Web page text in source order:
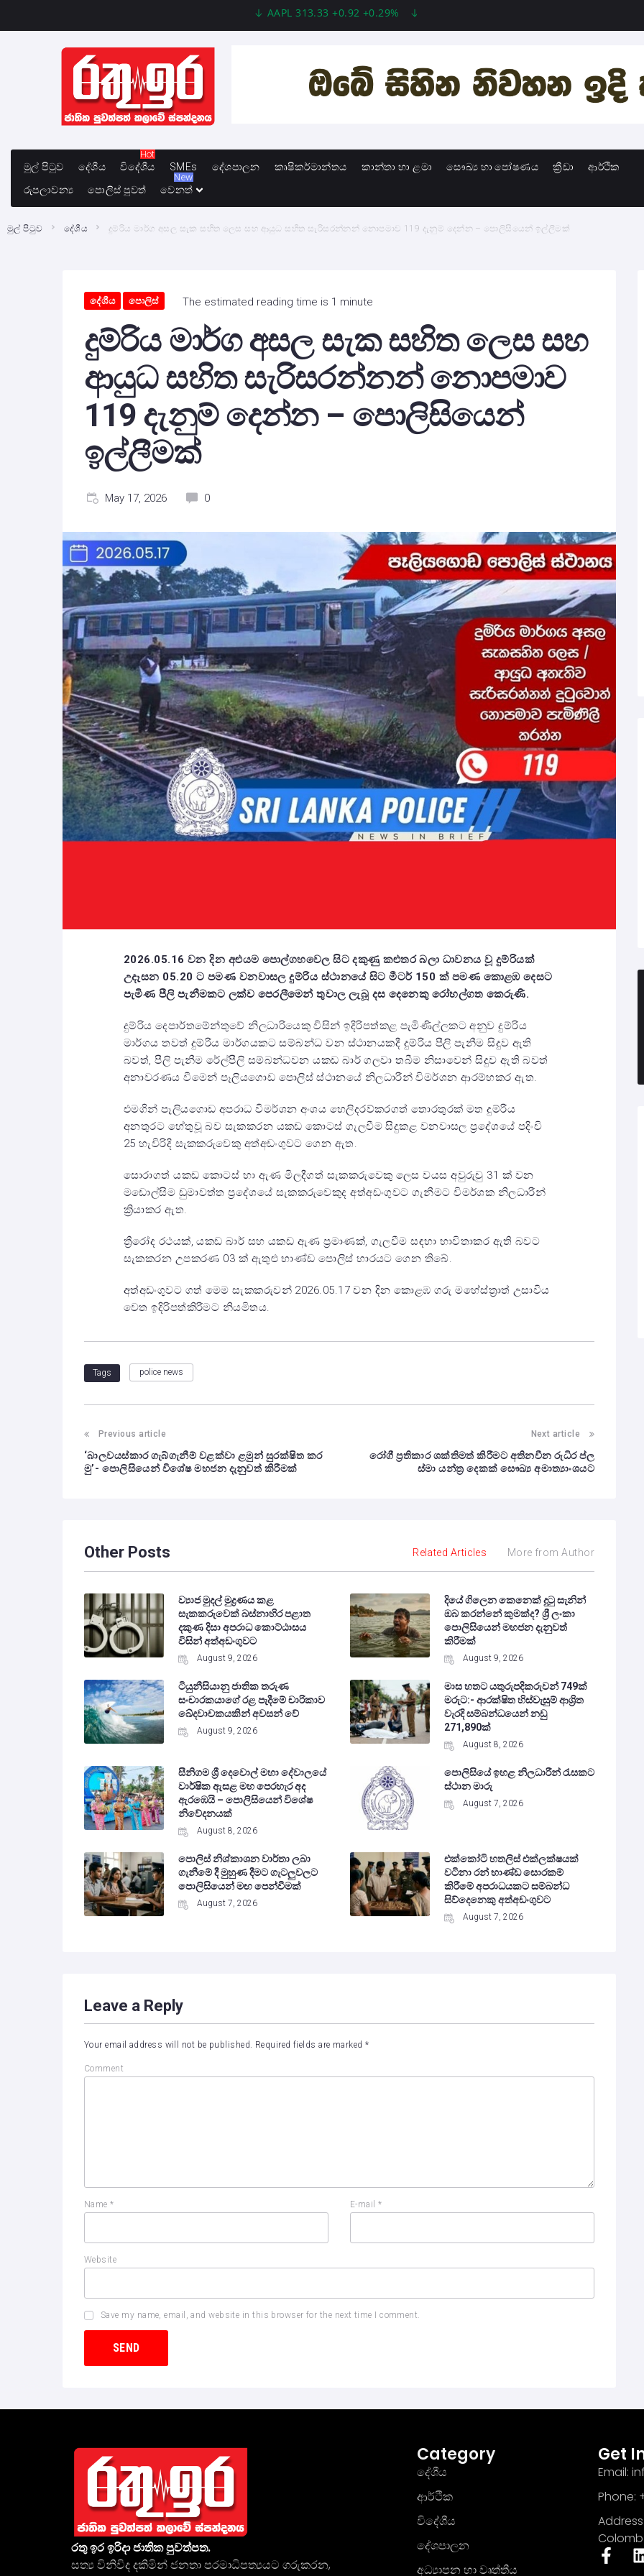
AAPL 313.33 +0.92 +0.29% MSFT 499.99 +0.13 +0.03%
මුල් පිටුව දේශීය විදේශීය
Hot
SMEs
දේශපාලන කෘෂිකර්මාන්තය කාන්තා හා ළමා සෞඛ්‍ය හා පෝෂණය ක්‍රීඩා
ආර්ථික
රුපලාවන්‍ය
පොලිස් පුවත් වෙනත්
New
මුල් පිටුව දේශීය දුම්රිය මාර්ග අසල සැක සහිත ලෙස සහ ආයුධ සහිත සැරිසරන්නන් නොපමාව 119 දැනුම් දෙන්න – පොලිසියෙන් ඉල්ලීමක්
දේශීය පොලිස් The estimated reading time is 1 minute
දුම්රිය මාර්ග අසල සැක සහිත ලෙස සහ
ආයුධ සහිත සැරිසරන්නන් නොපමාව
119 දැනුම් දෙන්න – පොලිසියෙන්
ඉල්ලීමක්
May 17, 2026 0
2026.05.16 වන දින අළුයම පොල්ගහවෙල සිට දකුණු කළුතර බලා ධාවනය වූ දුම්රියක්
උදෑසන 05.20 ට පමණ වනවාසල දුම්රිය ස්ථානයේ සිට මීටර් 150 ක් පමණ කොළඹ දෙසට
පැමිණ පීලි පැනීමකට ලක්ව පෙරලීමෙන් තුවාල ලැබූ දස දෙනෙකු රෝහල්ගත කෙරුණි.
දුම්රිය දෙපාර්තමේන්තුවේ නිලධාරියෙකු විසින් ඉදිරිපත්කළ පැමිණිල්ලකට අනුව දුම්රිය
මාර්ගය තවත් දුම්රිය මාර්ගයකට සම්බන්ධ වන ස්ථානයකදී දුම්රිය පීලි පැනීම සිදුව ඇති
බවත්, පීලි පැනීම රේල්පීලි සම්බන්ධවන යකඩ බාර් ගලවා තබීම නිසාවෙන් සිදුව ඇති බවත්
අනාවරණය වීමෙන් පෑලියගොඩ පොලිස් ස්ථානයේ නිලධාරීන් විමර්ශන ආරම්භකර ඇත.
එමගින් පෑලියගොඩ අපරාධ විමර්ශන අංශය හෙලිදරව්කරගත් තොරතුරක් මත දුම්රිය
අනතුරට හේතුවූ බව සැකකරන යකඩ කොටස් ගැලවීම සිදුකළ වනවාසල ප්‍රදේශයේ පදිංචි
25 හැවිරිදි සැකකරුවෙකු අත්අඩංගුවට ගෙන ඇත.
සොරාගත් යකඩ කොටස් හා ඇණ මිලදීගත් සැකකරුවෙකු ලෙස වයස අවුරුචු 31 ක් වන
මඩොල්සිම ඩුමාවත්ත ප්‍රදේශයේ සැකකරුවෙකුද අත්අඩංගුවට ගැනීමට විමර්ශක නිලධාරීන්
ක්‍රියාකර ඇත.
ත්‍රීරෝද රථයක්, යකඩ බාර් සහ යකඩ ඇණ ප්‍රමාණක්, ගැලවීම සඳහා භාවිතාකර ඇති බවට
සැකකරන උපකරණ 03 ක් ඇතුළු භාණ්ඩ පොලිස් භාරයට ගෙන තිබේ.
අත්අඩංගුවට ගත් මෙම සැකකරුවන් 2026.05.17 වන දින කොළඹ ගරු මහේස්ත්‍රාත් උසාවිය
වෙත ඉදිරිපත්කිරීමට නියමිතය.
Tags police news
Previous article
‘බාලවයස්කාර ගැබ්ගැනීම් වළක්වා ළමුන් සුරක්ෂිත කර
මු’- පොලිසියෙන් විශේෂ මහජන දැනුවත් කිරීමක්
Next article
රෝගී ප්‍රතිකාර ශක්තිමත් කිරීමට අතිනවීන රුධිර ප්ල
ස්මා යන්ත්‍ර දෙකක් සෞඛ්‍ය අමාත්‍යාංශයට
Other Posts Related Articles More from Author
ව්‍යාජ මුදල් මුද්‍රණය කළ
සැකකරුවෙක් බස්නාහිර පළාත
දකුණ දිසා අපරාධ කොට්ඨාසය
විසින් අත්අඩංගුවට
August 9, 2026
දියේ ගිලෙන කෙනෙක් දුටු සැනින්
ඔබ කරන්නේ කුමක්ද? ශ්‍රී ලංකා
පොලිසියෙන් මහජන දැනුවත්
කිරීමක්
August 9, 2026
ටියුනීසියානු ජාතික තරුණ
සංචාරකයාගේ රළ පැදීමේ චාරිකාව
ඛේදවාචකයකින් අවසන් වේ‍
August 9, 2026
මාස හතට යතුරුපදිකරුවන් 749ක්
මරුට:- ආරක්ෂිත හිස්වැසුම් ආශ්‍රිත
වැරදි සම්බන්ධයෙන් නඩු
271,890ක්
August 8, 2026
සීනිගම ශ්‍රී දෙවොල් මහා දේවාලයේ
වාර්ෂික ඇසළ මහ පෙරහැර අද
ඇරඹෙයි – පොලිසියෙන් විශේෂ
නිවේදනයක්
August 8, 2026
පොලිසියේ ඉහළ නිලධාරීන් රැසකට
ස්ථාන මාරු
August 7, 2026
පොලිස් නිශ්කාශන වාර්තා ලබා
ගැනීමේ දී මුහුණ දීමට ගැටලුවලට
පොලිසියෙන් මඟ පෙන්වීමක්
August 7, 2026
එක්කෝටි හතලිස් එක්ලක්ෂයක්
වටිනා රන් භාණ්ඩ සොරකම්
කිරීමේ අපරාධයකට සම්බන්ධ
සිව්දෙනෙකු අත්අඩංගුවට
August 7, 2026
Leave a Reply
Your email address will not be published. Required fields are marked*
Comment
Name* E-mail*
Website
Save my name, email, and website in this browser for the next time I comment.
රතු ඉර ඉරිදා ජාතික පුවත්පත.
සත්‍ය විනිවිද දකිමින් ජනතා පරමාධිපත්‍යයට ගරුකරන,
Get
Email:
Phone:
Category
දේශීය
ආර්ථික
විදේශීය
දේශපාලන
අධ්‍යාපන හා වෘත්තීය